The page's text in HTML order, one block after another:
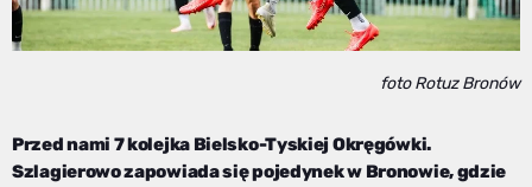
foto Rotuz Bronów
Przed nami 7 kolejka Bielsko-Tyskiej Okręgówki.
Szlagierowo zapowiada się pojedynek w Bronowie, gdzie